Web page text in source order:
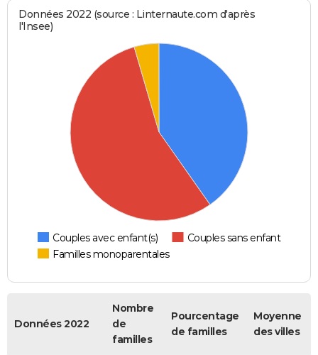
Données 2022 (source : Linternaute.com d'après
l'Insee)
Couples avec enfant(s)
Couples sans enfant
Familles monoparentales
Données 2022
Nombre
de
familles
Pourcentage
de familles
Moyenne
des villes